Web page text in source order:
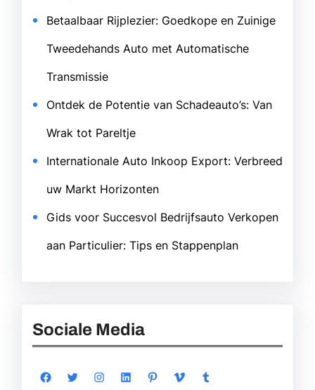
Betaalbaar Rijplezier: Goedkope en Zuinige
Tweedehands Auto met Automatische
Transmissie
Ontdek de Potentie van Schadeauto’s: Van
Wrak tot Pareltje
Internationale Auto Inkoop Export: Verbreed
uw Markt Horizonten
Gids voor Succesvol Bedrijfsauto Verkopen
aan Particulier: Tips en Stappenplan
Sociale Media
Facebook Twitter Instagram LinkedIn Pinterest Vimeo Tumblr